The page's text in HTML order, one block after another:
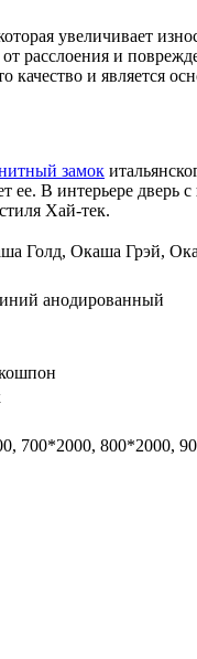
увеличивает
расслоения и
качество и является
замок
ее. В интерьере дверь с
Хай-тек.
Голд, Окаша Грэй,
анодированный
700*2000, 800*2000,